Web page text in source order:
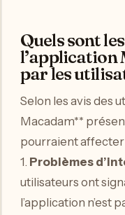
Quels sont
l’application
par les
Selon les avis des
Macadam**
pourraient affecter
1. Problèmes
utilisateurs ont
l’application n’est